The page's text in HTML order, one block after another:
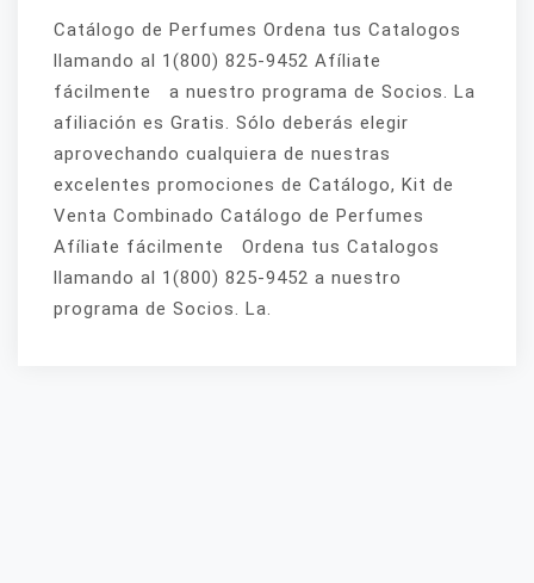
Catálogo de Perfumes Ordena tus Catalogos
llamando al 1(800) 825-9452 Afíliate
fácilmente a nuestro programa de Socios. La
afiliación es Gratis. Sólo deberás elegir
aprovechando cualquiera de nuestras
excelentes promociones de Catálogo, Kit de
Venta Combinado Catálogo de Perfumes
Afíliate fácilmente Ordena tus Catalogos
llamando al 1(800) 825-9452 a nuestro
programa de Socios. La.